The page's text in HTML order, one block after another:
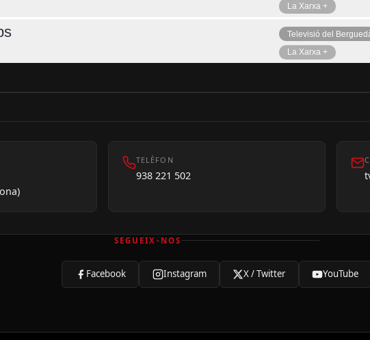
La Xarxa +
Televisió del
La Xarxa +
TELÈFON
938 221 502
SEGUEIX-NOS
Facebook Instagram X / Twitter YouTube